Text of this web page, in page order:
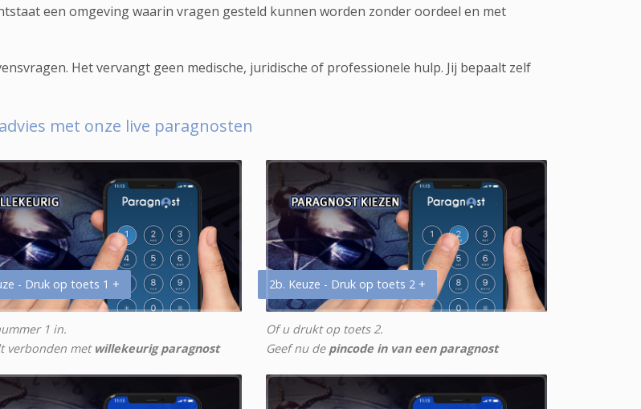
een omgeving waarin vragen gesteld kunnen worden zonder oordeel en met
Het vervangt geen medische, juridische of professionele hulp. Jij bepaalt zelf
met onze live paragnosten
- Druk op toets 1 +
1 in.
verbonden met willekeurig paragnost
2b. Keuze - Druk op toets 2 +
Of u drukt op toets 2.
Geef nu de pincode in van een paragnost